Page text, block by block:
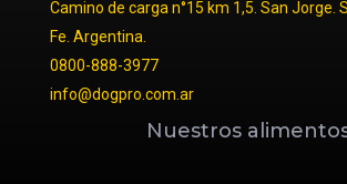
Camino de carga n°15 km 1,5. San Jorge.
Fe. Argentina.
0800-888-3977
info@dogpro.com.ar
Nuestros